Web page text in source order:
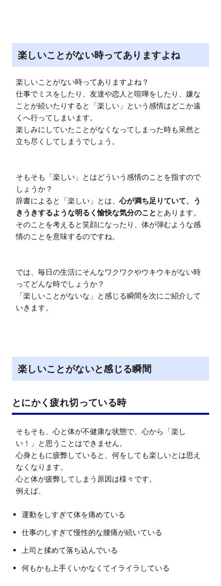
楽しいことがない時ってありますよね
楽しいことがない時ってありますよね？
仕事でミスをしたり、友達や恋人と喧嘩をしたり、嫌な
ことが続いたりすると「楽しい」という感情はどこか遠
くへ行ってしまいます。
楽しみにしていたことがなくなってしまった時も呆然と
立ち尽くしてしまうでしょう。
そもそも「楽しい」とはどういう感情のことを指すので
しょうか？
辞書によると「楽しい」とは、心が満ち足りていて、う
きうきするような明るく愉快な気分のこと とあります。
そのことを考えると笑顔になったり、体が弾むような感
情のことを意味するのですね。
では、毎日の生活にそんなワクワクやウキウキがない時
ってどんな時でしょうか？
「楽しいことがないな」と感じる瞬間を次にご紹介して
いきます。
楽しいことがないと感じる瞬間
とにかく疲れ切っている時
そもそも、心と体が不健康な状態で、心から「楽し
い！」と思うことはできません。
心身ともに疲弊していると、何をしても楽しいとは思え
なくなります。
心と体が疲弊してしまう原因は様々です。
運動をしすぎて体を痛めている
仕事のしすぎて慢性的な腰痛が続いている
上司と揉めて落ち込んでいる
何もかも上手くいかなくてイライラしている